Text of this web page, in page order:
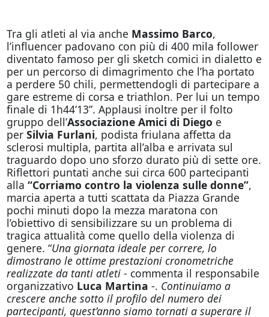
Tra gli atleti al via anche Massimo Barco,
l’influencer padovano con più di 400 mila follower
diventato famoso per gli sketch comici in dialetto e
per un percorso di dimagrimento che l’ha portato
a perdere 50 chili, permettendogli di partecipare a
gare estreme di corsa e triathlon. Per lui un tempo
finale di 1h44’13”. Applausi inoltre per il folto
gruppo dell’Associazione Amici di Diego e
per Silvia Furlani, podista friulana affetta da
sclerosi multipla, partita all’alba e arrivata sul
traguardo dopo uno sforzo durato più di sette ore.
Riflettori puntati anche sui circa 600 partecipanti
alla “Corriamo contro la violenza sulle donne”,
marcia aperta a tutti scattata da Piazza Grande
pochi minuti dopo la mezza maratona con
l’obiettivo di sensibilizzare su un problema di
tragica attualità come quello della violenza di
genere. “Una giornata ideale per correre, lo
dimostrano le ottime prestazioni cronometriche
realizzate da tanti atleti - commenta il responsabile
organizzativo Luca Martina -. Continuiamo a
crescere anche sotto il profilo del numero dei
partecipanti, quest’anno siamo tornati a superare il